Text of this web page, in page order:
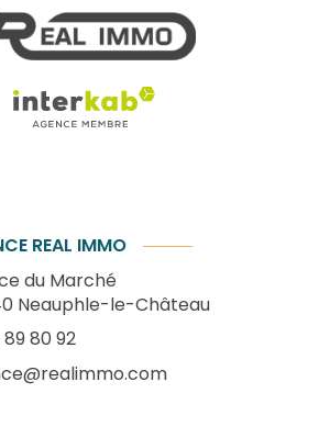
REAL IMMO
du Marché
Neauphle-le-Château
89 80 92